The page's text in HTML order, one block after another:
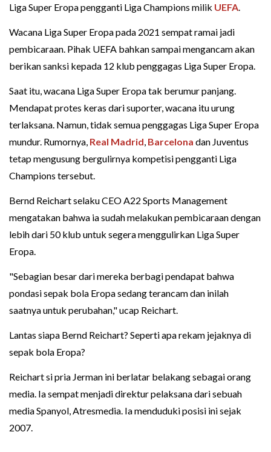
Liga Super Eropa pengganti Liga Champions milik UEFA.
Wacana Liga Super Eropa pada 2021 sempat ramai jadi
pembicaraan. Pihak UEFA bahkan sampai mengancam akan
berikan sanksi kepada 12 klub penggagas Liga Super Eropa.
Saat itu, wacana Liga Super Eropa tak berumur panjang.
Mendapat protes keras dari suporter, wacana itu urung
terlaksana. Namun, tidak semua penggagas Liga Super Eropa
mundur. Rumornya, Real Madrid, Barcelona dan Juventus
tetap mengusung bergulirnya kompetisi pengganti Liga
Champions tersebut.
Bernd Reichart selaku CEO A22 Sports Management
mengatakan bahwa ia sudah melakukan pembicaraan dengan
lebih dari 50 klub untuk segera menggulirkan Liga Super
Eropa.
"Sebagian besar dari mereka berbagi pendapat bahwa
pondasi sepak bola Eropa sedang terancam dan inilah
saatnya untuk perubahan," ucap Reichart.
Lantas siapa Bernd Reichart? Seperti apa rekam jejaknya di
sepak bola Eropa?
Reichart si pria Jerman ini berlatar belakang sebagai orang
media. Ia sempat menjadi direktur pelaksana dari sebuah
media Spanyol, Atresmedia. Ia menduduki posisi ini sejak
2007.